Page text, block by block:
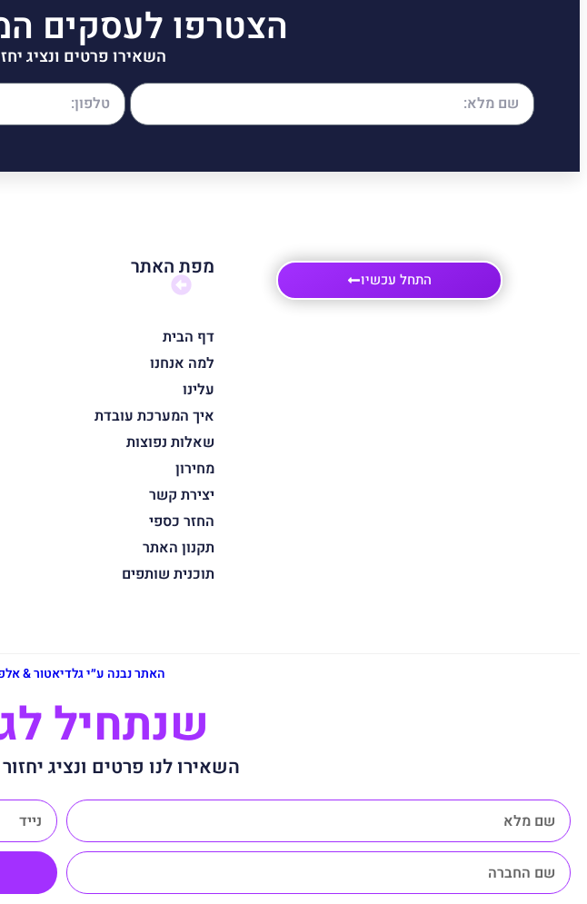
הצטרפו לעסקים
השאירו פרטים ונציג
התחל עכשיו מפת האתר
דף הבית
למה אנחנו
עלינו
איך המערכת עובדת
שאלות נפוצות
מחירון
יצירת קשר
החזר כספי
תקנון האתר
תוכנית שותפים
האתר נבנה ע״י גלדיאטור &
שנתחיל
השאירו לנו פרטים ונציג